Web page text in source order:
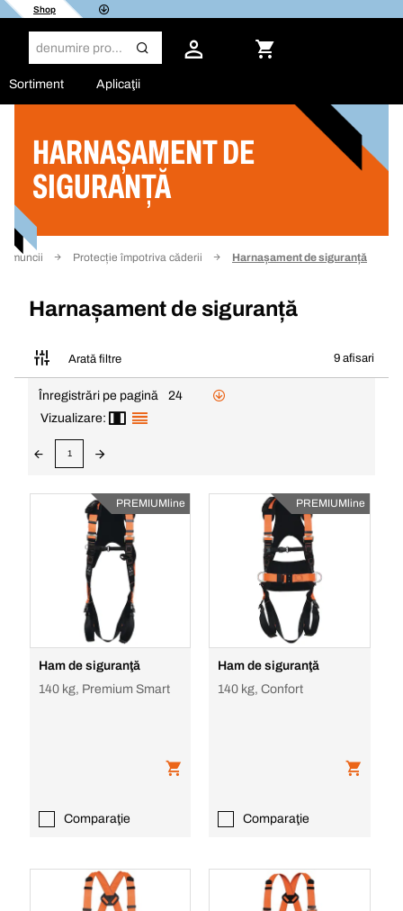
Shop
Sortiment Aplicaţii
HARNAȘAMENT DE
SIGURANȚĂ
muncii Protecție împotriva căderii Harnașament de siguranță
Harnașament de siguranță
Arată filtre 9 afisari
Filtru
Înregistrări pe pagină
24
Vizualizare:
1
PREMIUMline
Ham de siguranţă
140 kg, Premium Smart
Comparaţie
PREMIUMline
Ham de siguranţă
140 kg, Confort
Comparaţie